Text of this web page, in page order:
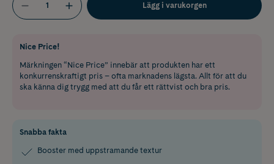
Lägg i varukorgen
Nice Price!
Märkningen “Nice Price” innebär att produkten har ett
konkurrenskraftigt pris – ofta marknadens lägsta. Allt för att du
ska känna dig trygg med att du får ett rättvist och bra pris.
Snabba fakta
Booster med uppstramande textur